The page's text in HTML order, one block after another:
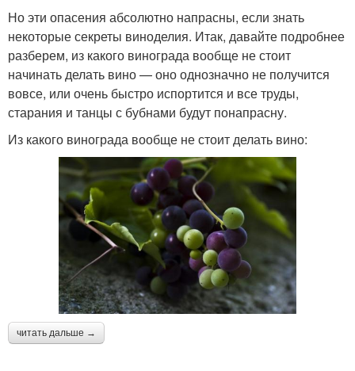
Но эти опасения абсолютно напрасны, если знать
некоторые секреты виноделия. Итак, давайте подробнее
разберем, из какого винограда вообще не стоит
начинать делать вино — оно однозначно не получится
вовсе, или очень быстро испортится и все труды,
старания и танцы с бубнами будут понапрасну.
Из какого винограда вообще не стоит делать вино:
читать дальше →